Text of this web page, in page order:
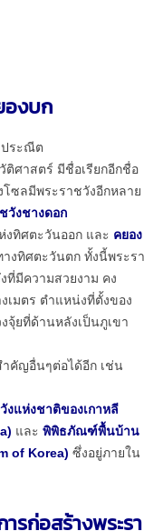
องบก
ประณีต
ศาสตร์ มีชื่อเรียกอีกชื่อ
โซลมีพระราชวังอีกหลาย
วังชางดอก
งทิศตะวันออก และ คยอง
างทิศตะวันตก ทั้งนี้พระรา
ที่มีความสวยงาม คง
เมตร ตำแหน่งที่ตั้งของ
จุ้ยที่ด้านหลังเป็นภูเขา
ำคัญอื่นๆต่อได้อีก เช่น
แห่งชาติของเกาหลี
และ พิพิธภัณฑ์พื้นบ้าน
of Korea) ซึ่งอยู่ภายใน
ก่อสร้างพระรา